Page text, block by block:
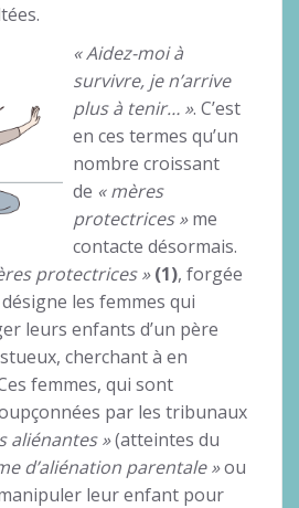
« Aidez-moi à
survivre, je n’arrive
plus à tenir… ». C’est
en ces termes qu’un
nombre croissant
de « mères
protectrices »me
contacte désormais.
protectrices »(1), forgée
les femmes qui
leurs enfants d’un père
cherchant à en
femmes, qui sont
par les tribunaux
aliénantes »(atteintes du
d’aliénation parentale »ou
leur enfant pour